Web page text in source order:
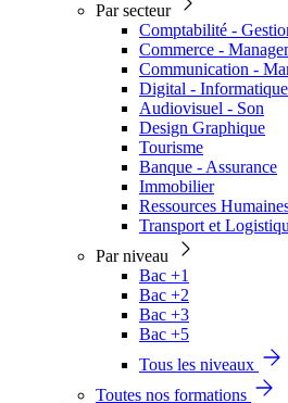
Par secteur
Comptabilité -
Commerce -
Communication -
Digital - Informatique
Audiovisuel - Son
Design Graphique
Tourisme
Banque - Assurance
Immobilier
Ressources
Transport et
Par niveau
Bac +1
Bac +2
Bac +3
Bac +5
Tous les niveaux
Toutes nos formations